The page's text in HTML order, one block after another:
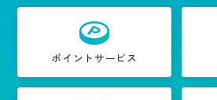
ポイントサービス